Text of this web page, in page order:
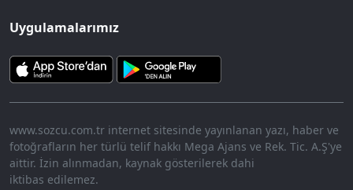
Uygulamalarımız
www.sozcu.com.tr internet sitesinde yayınlanan yazı, haber ve
fotoğrafların her türlü telif hakkı Mega Ajans ve Rek. Tic. A.Ş'ye
aittir. İzin alınmadan, kaynak gösterilerek dahi
iktibas edilemez.